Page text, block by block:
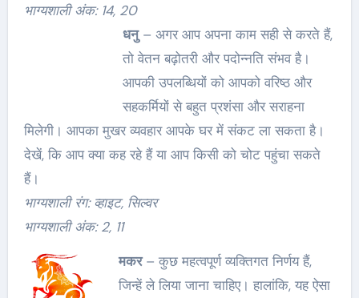
भाग्यशाली अंक: 14, 20
धनु– अगर आप अपना काम सही से करते हैं,
तो वेतन बढ़ोतरी और पदोन्नति संभव है।
आपकी उपलब्धियों को आपको वरिष्ठ और
सहकर्मियों से बहुत प्रशंसा और सराहना
मिलेगी। आपका मुखर व्यवहार आपके घर में संकट ला सकता है।
देखें, कि आप क्या कह रहे हैं या आप किसी को चोट पहुंचा सकते
हैं।
भाग्यशाली रंग: व्हाइट, सिल्वर
भाग्यशाली अंक: 2, 11
मकर– कुछ महत्वपूर्ण व्यक्तिगत निर्णय हैं,
जिन्हें ले लिया जाना चाहिए। हालांकि, यह ऐसा